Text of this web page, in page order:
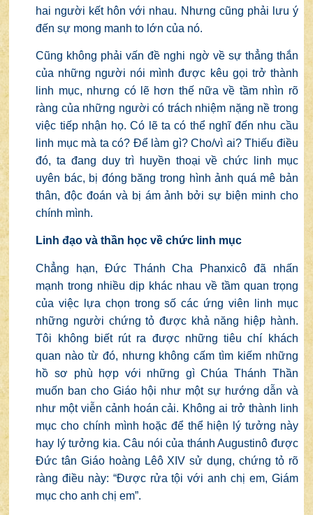
hai người kết hôn với nhau. Nhưng cũng phải lưu ý
đến sự mong manh to lớn của nó.
Cũng không phải vấn đề nghi ngờ về sự thẳng thắn
của những người nói mình được kêu gọi trở thành
linh mục, nhưng có lẽ hơn thế nữa về tầm nhìn rõ
ràng của những người có trách nhiệm nặng nề trong
việc tiếp nhận họ. Có lẽ ta có thể nghĩ đến nhu cầu
linh mục mà ta có? Để làm gì? Cho/vì ai? Thiếu điều
đó, ta đang duy trì huyền thoại về chức linh mục
uyên bác, bị đóng băng trong hình ảnh quá mê bản
thân, độc đoán và bị ám ảnh bởi sự biện minh cho
chính mình.
Linh đạo và thần học về chức linh mục
Chẳng hạn, Đức Thánh Cha Phanxicô đã nhấn
mạnh trong nhiều dịp khác nhau về tầm quan trọng
của việc lựa chọn trong số các ứng viên linh mục
những người chứng tỏ được khả năng hiệp hành.
Tôi không biết rút ra được những tiêu chí khách
quan nào từ đó, nhưng không cấm tìm kiếm những
hồ sơ phù hợp với những gì Chúa Thánh Thần
muốn ban cho Giáo hội như một sự hướng dẫn và
như một viễn cảnh hoán cải. Không ai trở thành linh
mục cho chính mình hoặc để thể hiện lý tưởng này
hay lý tưởng kia. Câu nói của thánh Augustinô được
Đức tân Giáo hoàng Lêô XIV sử dụng, chứng tỏ rõ
ràng điều này: “Được rửa tội với anh chị em, Giám
mục cho anh chị em”.